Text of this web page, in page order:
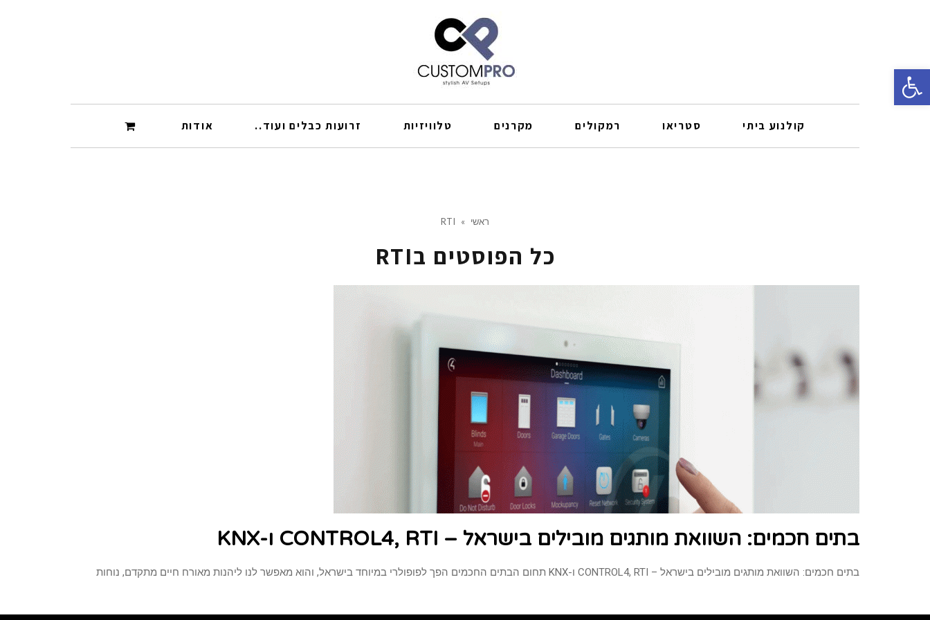
קולנוע ביתי סטריאו רמקולים מקרנים טלוויזיות זרועות כבלים ועוד.. אודות
ראשי »
RTI
כל הפוסטים בRTI
בתים חכמים: השוואת מותגים מובילים בישראל – CONTROL4, RTI ו-KNX
בתים חכמים: השוואת מותגים מובילים בישראל – CONTROL4, RTI ו-KNX תחום הבתים החכמים הפך לפופולרי במיוחד בישראל, והוא מאפשר לנו ליהנות מאורח חיים מתקדם, נוחות
פתח סרגל נגישות